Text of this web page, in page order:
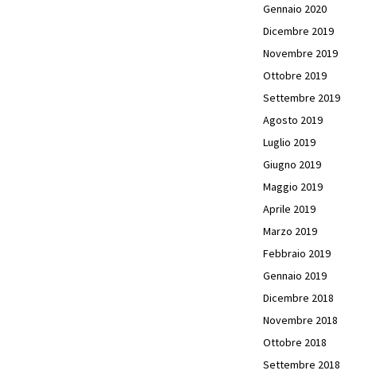
Gennaio 2020
Dicembre 2019
Novembre 2019
Ottobre 2019
Settembre 2019
Agosto 2019
Luglio 2019
Giugno 2019
Maggio 2019
Aprile 2019
Marzo 2019
Febbraio 2019
Gennaio 2019
Dicembre 2018
Novembre 2018
Ottobre 2018
Settembre 2018